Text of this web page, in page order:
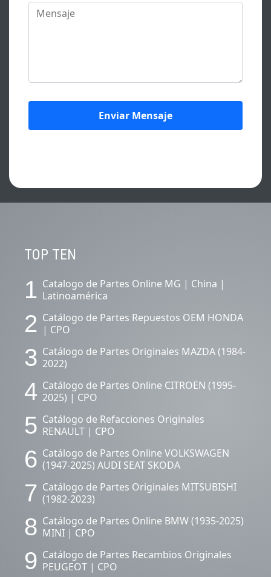
TOP TEN
1 Catalogo de Partes Online MG | China |
Latinoamérica
2 Catálogo de Partes Repuestos OEM HONDA
| CPO
3 Catálogo de Partes Originales MAZDA (1984-
2022)
4 Catálogo de Partes Online CITROËN (1995-
2025) | CPO
5 Catálogo de Refacciones Originales
RENAULT | CPO
6 Catálogo de Partes Online VOLKSWAGEN
(1947-2025) AUDI SEAT SKODA
7 Catálogo de Partes Originales MITSUBISHI
(1982-2023)
8 Catálogo de Partes Online BMW (1935-2025)
MINI | CPO
9 Catálogo de Partes Recambios Originales
PEUGEOT | CPO